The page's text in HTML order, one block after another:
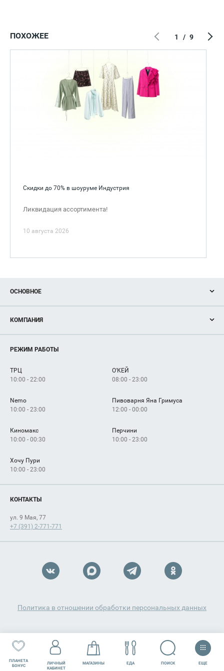
ПЛАНЕТА
БОНУС
ЛИЧНЫЙ
КАБИНЕТ
МАГАЗИНЫ ЕДА РАЗВЛЕЧЕНИЯ СЕРВИСЫ
ПОИСК ЕЩЕ
ПОХОЖЕЕ
Скидки до 70% в шоуруме Индустрия
Ликвидация ассортимента!
10 августа 2026
1 / 9
ОСНОВНОЕ
Новости
Магазины
Услуги
КОМПАНИЯ
Рекламодателям
Как добраться
РЕЖИМ РАБОТЫ
ТРЦ
10:00 - 22:00
О'КЕЙ
08:00 - 23:00
Nemo
10:00 - 23:00
Пивоварня Яна Гримуса
12:00 - 00:00
Киномакс
10:00 - 00:30
Перчини
10:00 - 23:00
Хочу Пури
10:00 - 23:00
КОНТАКТЫ
ул. 9 Мая, 77
+7 (391) 2-771-771
Политика в отношении обработки персональных данных